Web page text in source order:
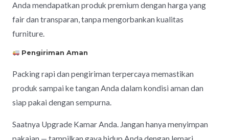
Anda mendapatkan produk premium dengan harga yang
fair dan transparan, tanpa mengorbankan kualitas
furniture.
Pengiriman Aman
Packing rapi dan pengiriman terpercaya memastikan
produk sampai ke tangan Anda dalam kondisi aman dan
siap pakai dengan sempurna.
Saatnya Upgrade Kamar Anda. Jangan hanya menyimpan